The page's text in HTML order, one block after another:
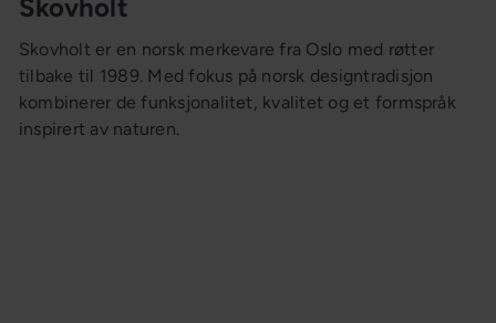
Skovholt
Skovholt er en norsk merkevare fra Oslo med røtter
tilbake til 1989. Med fokus på norsk designtradisjon
kombinerer de funksjonalitet, kvalitet og et formspråk
inspirert av naturen.